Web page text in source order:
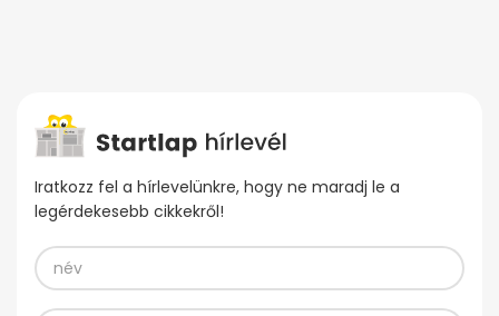
Iratkozz fel a hírlevelünkre, hogy ne maradj le a
legérdekesebb cikkekről!